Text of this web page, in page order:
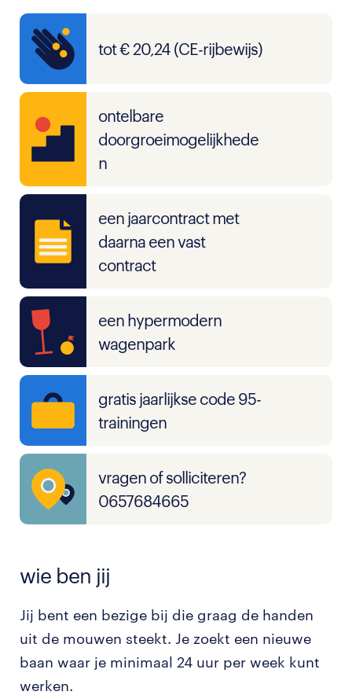
tot € 20,24 (CE-rijbewijs)
ontelbare
doorgroeimogelijkhede
n
een jaarcontract met
daarna een vast
contract
een hypermodern
wagenpark
gratis jaarlijkse code 95-
trainingen
vragen of solliciteren?
0657684665
wie ben jij
Jij bent een bezige bij die graag de handen
uit de mouwen steekt. Je zoekt een nieuwe
baan waar je minimaal 24 uur per week kunt
werken.